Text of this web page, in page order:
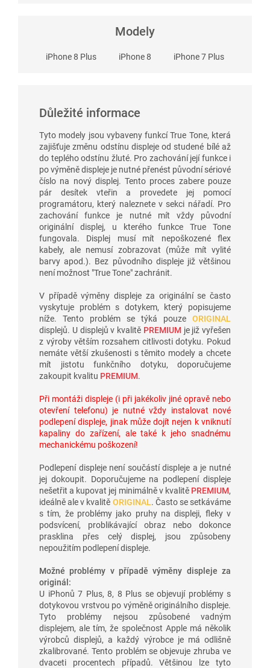
Modely
iPhone 8 Plus iPhone 8 iPhone 7 Plus
Důležité informace
Tyto modely jsou vybaveny funkcí True Tone, která
zajišťuje změnu odstínu displeje od studené bílé až
do teplého odstínu žluté. Pro zachování její funkce i
po výměně displeje je nutné přenést původní sériové
číslo na nový displej. Tento proces zabere pouze
pár desítek vteřin a provedete jej pomocí
programátoru, který naleznete v sekci nářadí. Pro
zachování funkce je nutné mít vždy původní
originální displej, u kterého funkce True Tone
fungovala. Displej musí mít nepoškozené flex
kabely, ale nemusí zobrazovat (může mít vylité
barvy apod.). Bez původního displeje již většinou
není možnost "True Tone" zachránit.
V případě výměny displeje za originální se často
vyskytuje problém s dotykem, který popisujeme
níže. Tento problém se týká pouze ORIGINAL
displejů. U displejů v kvalitě PREMIUMje již vyřešen
z výroby větším rozsahem citlivosti dotyku. Pokud
nemáte větší zkušenosti s těmito modely a chcete
mít jistotu funkčního dotyku, doporučujeme
zakoupit kvalitu PREMIUM.
Při montáži displeje (i při jakékoliv jiné opravě nebo
otevření telefonu) je nutné vždy instalovat nové
podlepení displeje, jinak může dojít nejen k vniknutí
kapaliny do zařízení, ale také k jeho snadnému
mechanickému poškození!
Podlepení displeje není součástí displeje a je nutné
jej dokoupit. Doporučujeme na podlepení displeje
nešetřit a kupovat jej minimálně v kvalitě PREMIUM,
ideálně ale v kvalitě ORIGINAL. Často se setkáváme
s tím, že problémy jako pruhy na displeji, fleky v
podsvícení, problikávající obraz nebo dokonce
prasklina přes celý displej, jsou způsobeny
nepoužitím podlepení displeje.
Možné problémy v případě výměny displeje za
originál:
U iPhonů 7 Plus, 8, 8 Plus se objevují problémy s
dotykovou vrstvou po výměně originálního displeje.
Tyto problémy nejsou způsobené vadným
displejem, ale tím, že společnost Apple má několik
výrobců displejů, a každý výrobce je má odlišně
zkalibrované. Tento problém se objevuje zhruba ve
dvaceti procentech případů. Většinou lze tyto